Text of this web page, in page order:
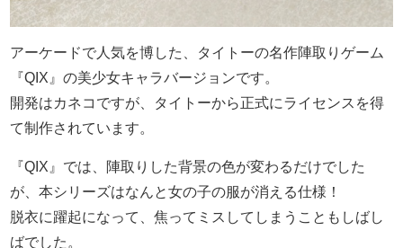
アーケードで人気を博した、タイトーの名作陣取りゲーム
『QIX』の美少女キャラバージョンです。
開発はカネコですが、タイトーから正式にライセンスを得
て制作されています。
『QIX』では、陣取りした背景の色が変わるだけでした
が、本シリーズはなんと女の子の服が消える仕様！
脱衣に躍起になって、焦ってミスしてしまうこともしばし
ばでした。